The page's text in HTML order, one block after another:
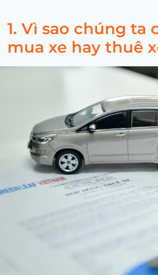
1. Vì sao chúng ta
mua xe hay thuê